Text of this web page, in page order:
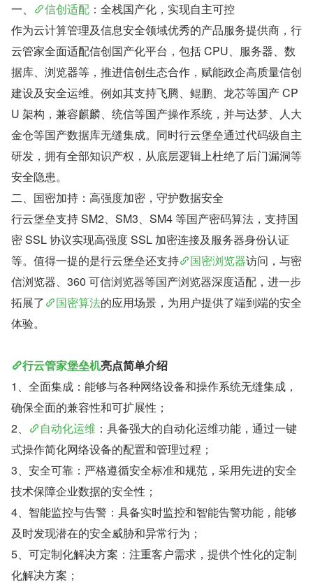
一、
信创适配 ：全栈国产化，实现自主可控
作为云计算管理及信息安全领域优秀的产品服务提供商，行
云管家全面适配信创国产化平台，包括 CPU、服务器、数
据库、浏览器等，推进信创生态合作，赋能政企高质量信创
建设及安全运维。例如其支持飞腾、鲲鹏、龙芯等国产 CP
U 架构，兼容麒麟、统信等国产操作系统，并与达梦、人大
金仓等国产数据库无缝集成。同时行云堡垒通过代码级自主
研发，拥有全部知识产权，从底层逻辑上杜绝了后门漏洞等
安全隐患。
二、国密加持：高强度加密，守护数据安全
行云堡垒支持 SM2、SM3、SM4 等国产密码算法，支持国
密 SSL 协议实现高强度 SSL 加密连接及服务器身份认证
等。值得一提的是行云堡垒还支持
国密浏览器访问，与密
信浏览器、360 可信浏览器等国产浏览器深度适配，进一步
拓展了
国密算法的应用场景，为用户提供了端到端的安全
体验。
行云管家堡垒机亮点简单介绍
1、全面集成：能够与各种网络设备和操作系统无缝集成，
确保全面的兼容性和可扩展性；
2、
自动化运维 ：具备强大的自动化运维功能，通过一键
式操作简化网络设备的配置和管理过程；
3、安全可靠：严格遵循安全标准和规范，采用先进的安全
技术保障企业数据的安全性；
4、智能监控与告警：具备实时监控和智能告警功能，能够
及时发现潜在的安全威胁和异常行为；
5、可定制化解决方案：注重客户需求，提供个性化的定制
化解决方案；